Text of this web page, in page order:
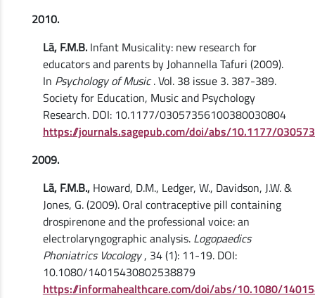
2010.
Lã, F.M.B. Infant Musicality: new research for
educators and parents by Johannella Tafuri (2009).
In Psychology of Music. Vol. 38 issue 3. 387-389.
Society for Education, Music and Psychology
Research. DOI: 10.1177/03057356100380030804
https://journals.sagepub.com/doi/abs/10.1177/
2009.
Lã, F.M.B., Howard, D.M., Ledger, W., Davidson, J.W. &
Jones, G. (2009). Oral contraceptive pill containing
drospirenone and the professional voice: an
electrolaryngographic analysis. Logopaedics
Phoniatrics Vocology, 34 (1): 11-19. DOI:
10.1080/14015430802538879
https://informahealthcare.com/doi/abs/10.1080/